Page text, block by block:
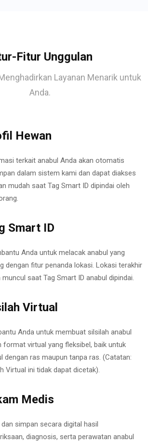
Fitur Unggulan
Layanan Menarik untuk
Anda.
Hewan
terkait anabul Anda akan otomatis
dalam sistem kami dan dapat diakses
mudah saat Tag Smart ID dipindai oleh
Smart ID
Anda untuk melacak anabul yang
dengan fitur penanda lokasi. Lokasi terakhir
muncul saat Tag Smart ID anabul dipindai.
Virtual
Anda untuk membuat silsilah anabul
format virtual yang fleksibel, baik untuk
dengan ras maupun tanpa ras. (Catatan:
Virtual ini tidak dapat dicetak).
Medis
simpan secara digital hasil
diagnosis, serta perawatan anabul